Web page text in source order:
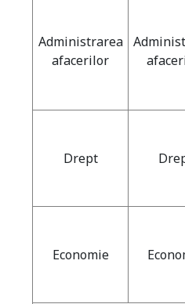
Administrarea
afacerilor
Drept
Economie